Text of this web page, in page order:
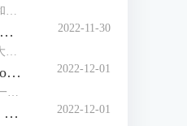
excel表格中有许多不同功能的函数和公式，如求和、求积、求均数、筛选数据等等。今天，我们就来讲讲如何使用excel中的if函数，以及使用if函数过程中需要注意的一些操作技巧和方式，主要内容包括“excelif函数怎么用多个条件，excelif函数大于等于并且小于怎么输入”这两个问题。
word更新目录后格式变了怎么办 word更新目录为什么有的没有显示
word自动生成目录和更新目录功能大家在写论文的时候应该都体会到了它的好用之处，但是有的小伙伴反应word更新目录后格式会变化，还有的时候更新了目录却没有显示，遇到这种情况该怎么办呢？
2022-11-30
word整页复制到另一文档 word整页复制格式不变
我们使用Word文档时，有时需要将一个Word文档中的内容整页复制到另一个文档中。通常我们会使用Ctrl+C，Ctrl+V进行复制粘贴，但是如果要将多个Word文档复制到一个文档中，这样操作起来就会降低工作效率。
2022-12-01
excel表格排序为什么会错乱 excel表格顺序都乱了怎么办 2022-12-01